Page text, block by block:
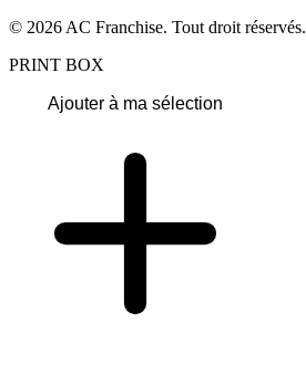
© 2026 AC Franchise. Tout droit réservés.
PRINT BOX
Ajouter à ma sélection